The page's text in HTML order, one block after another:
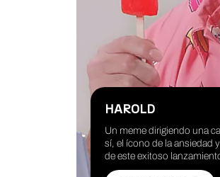
HAROLD
Un meme dirigiendo una
sí, el ícono de la ansiedad
de este exitoso